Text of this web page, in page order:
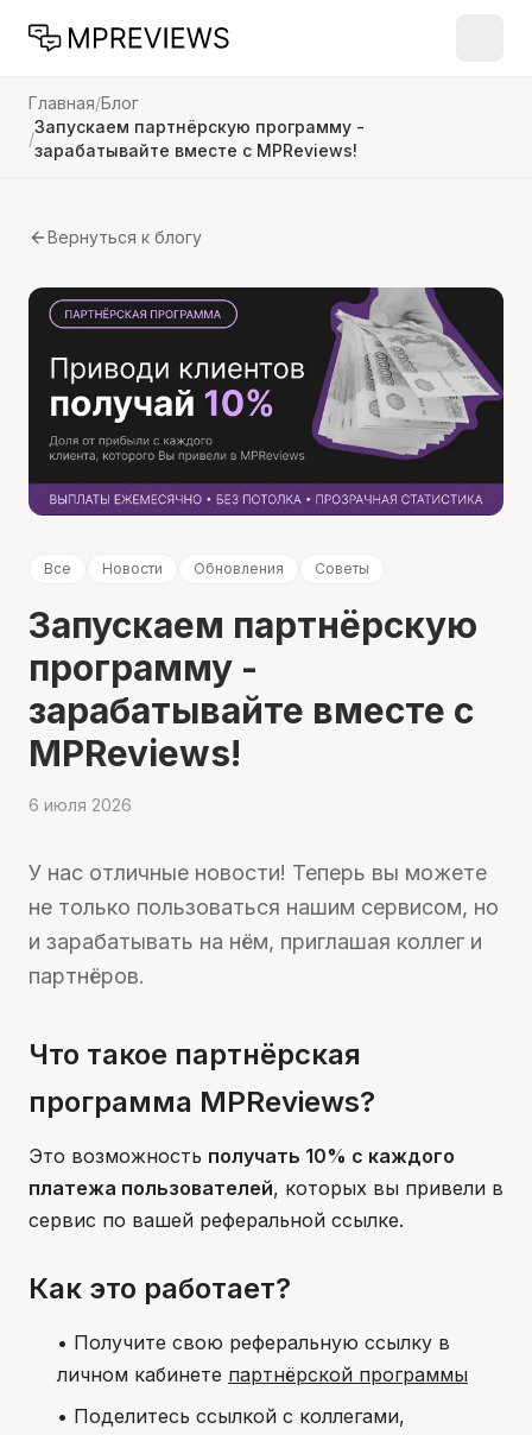
Главная/Блог
/
Запускаем партнёрскую программу -
зарабатывайте вместе с MPReviews!
Вернуться к блогу
Все Новости Обновления Советы
Запускаем партнёрскую
программу -
зарабатывайте вместе с
MPReviews!
6 июля 2026
У нас отличные новости! Теперь вы можете
не только пользоваться нашим сервисом, но
и зарабатывать на нём, приглашая коллег и
партнёров.
Что такое партнёрская
программа MPReviews?
Это возможность получать 10% с каждого
платежа пользователей, которых вы привели в
сервис по вашей реферальной ссылке.
Как это работает?
• Получите свою реферальную ссылку в
личном кабинете партнёрской программы
• Поделитесь ссылкой с коллегами,